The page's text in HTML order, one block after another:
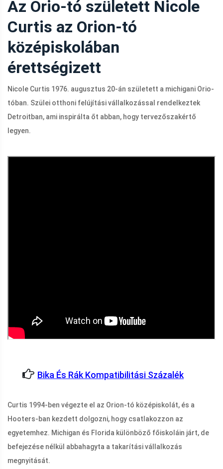
Az Orio-tó született Nicole
Curtis az Orion-tó
középiskolában
érettségizett
Nicole Curtis 1976. augusztus 20-án született a michigani Orio-
tóban. Szülei otthoni felújítási vállalkozással rendelkeztek
Detroitban, ami inspirálta őt abban, hogy tervezőszakértő
legyen.
Bika És Rák Kompatibilitási Százalék
Curtis 1994-ben végezte el az Orion-tó középiskolát, és a
Hooters-ban kezdett dolgozni, hogy csatlakozzon az
egyetemhez. Michigan és Florida különböző főiskoláin járt, de
befejezése nélkül abbahagyta a takarítási vállalkozás
megnyitását.